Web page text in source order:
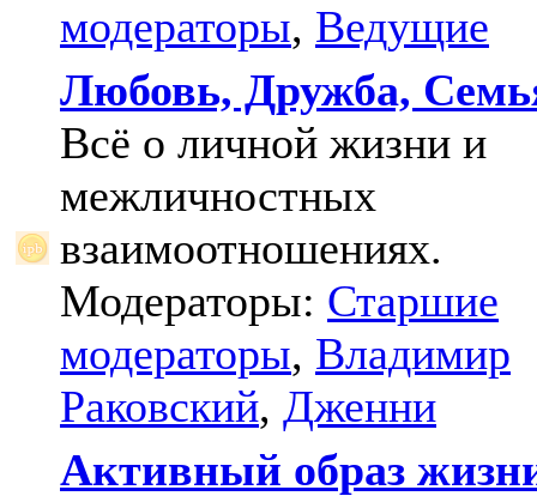
модераторы, Ведущие
Любовь, Дружба,
Всё о личной жизни и
межличностных
взаимоотношениях.
Модераторы: Старшие
модераторы, Владимир
Раковский, Дженни
Активный образ